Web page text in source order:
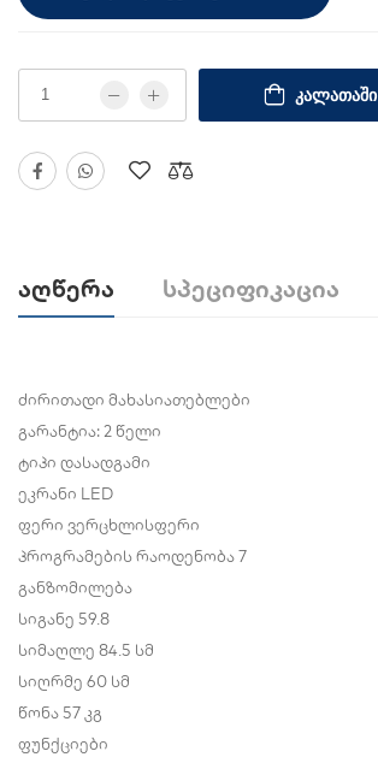
Აღწერა Სპეციფიკაცია
ძირითადი მახასიათებლები
გარანტია: 2 წელი
ტიპი დასადგამი
ეკრანი LED
ფერი ვერცხლისფერი
პროგრამების რაოდენობა7
განზომილება
სიგანე 59.8
სიმაღლე 84.5 სმ
სიღრმე 60 სმ
წონა57 კგ
ფუნქციები